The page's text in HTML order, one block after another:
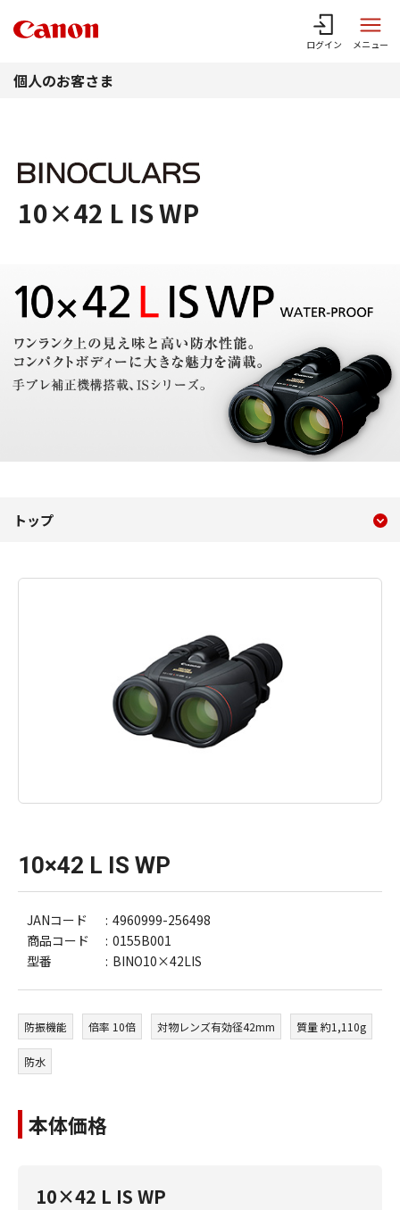
ログイン メニュー
個人のお客さま
10×42 L IS WP
トップ
10×42 L IS WP
JANコード
4960999-256498
商品コード
0155B001
型番
BINO10×42LIS
防振機能 倍率 10倍 対物レンズ有効径42mm 質量 約1,110g
防水
本体価格
10×42 L IS WP